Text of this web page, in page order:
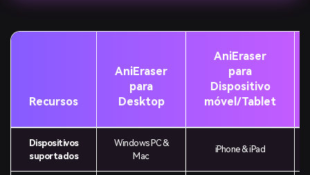
Recursos
AniEraser
para
Desktop
AniEraser
para
Dispositivo
móvel/Tablet
Dispositivos
suportados
Windows PC &
Mac
iPhone & iPad